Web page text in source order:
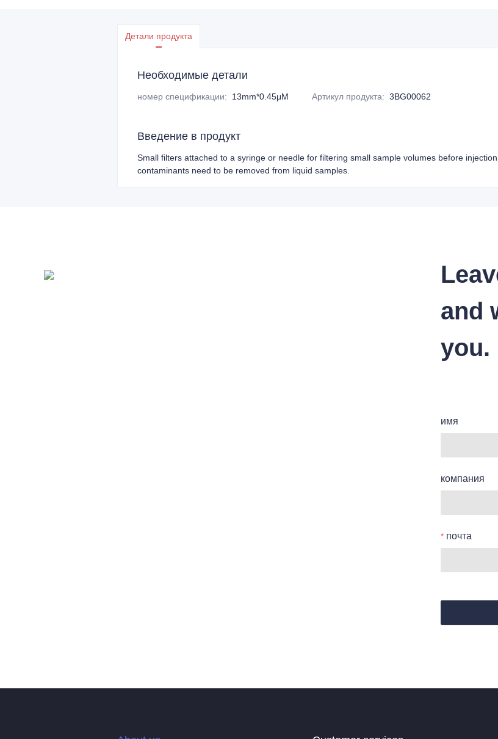
Детали продукта
Необходимые детали
номер спецификации: 13mm*0.45μM Артикул продукта: 3BG00062
Введение в продукт
Small filters attached to a syringe or needle for filtering small sample volumes before
contaminants need to be removed from liquid samples.
and
you.
имя
компания
почта